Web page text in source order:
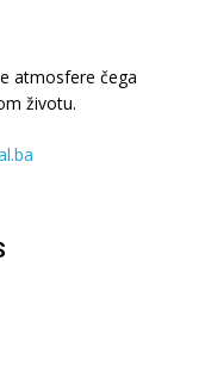
atmosfere čega
životu.